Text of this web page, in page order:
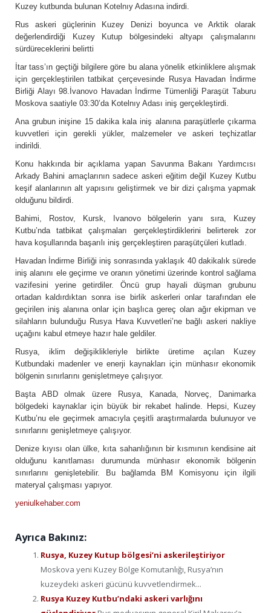
Kuzey kutbunda bulunan Kotelnıy Adasına indirdi.
Rus askeri güçlerinin Kuzey Denizi boyunca ve Arktik olarak
değerlendirdiği Kuzey Kutup bölgesindeki altyapı çalışmalarını
sürdüreceklerini belirtti
İtar tass’ın geçtiği bilgilere göre bu alana yönelik etkinliklere alışmak
için gerçekleştirilen tatbikat çerçevesinde Rusya Havadan İndirme
Birliği Alayı 98.İvanovo Havadan İndirme Tümenliği Paraşüt Taburu
Moskova saatiyle 03:30’da Kotelnıy Adası iniş gerçekleştirdi.
Ana grubun inişine 15 dakika kala iniş alanına paraşütlerle çıkarma
kuvvetleri için gerekli yükler, malzemeler ve askeri teçhizatlar
indirildi.
Konu hakkında bir açıklama yapan Savunma Bakanı Yardımcısı
Arkady Bahini amaçlarının sadece askeri eğitim değil Kuzey Kutbu
keşif alanlarının alt yapısını geliştirmek ve bir dizi çalışma yapmak
olduğunu bildirdi.
Bahimi, Rostov, Kursk, Ivanovo bölgelerin yanı sıra, Kuzey
Kutbu’nda tatbikat çalışmaları gerçekleştirdiklerini belirterek zor
hava koşullarında başarılı iniş gerçekleştiren paraşütçüleri kutladı.
Havadan İndirme Birliği iniş sonrasında yaklaşık 40 dakikalık sürede
iniş alanını ele geçirme ve oranın yönetimi üzerinde kontrol sağlama
vazifesini yerine getirdiler. Öncü grup hayali düşman grubunu
ortadan kaldırdıktan sonra ise birlik askerleri onlar tarafından ele
geçirilen iniş alanına onlar için başlıca gereç olan ağır ekipman ve
silahların bulunduğu Rusya Hava Kuvvetleri’ne bağlı askeri nakliye
uçağını kabul etmeye hazır hale geldiler.
Rusya, iklim değişiklikleriyle birlikte üretime açılan Kuzey
Kutbundaki madenler ve enerji kaynakları için münhasır ekonomik
bölgenin sınırlarını genişletmeye çalışıyor.
Başta ABD olmak üzere Rusya, Kanada, Norveç, Danimarka
bölgedeki kaynaklar için büyük bir rekabet halinde. Hepsi, Kuzey
Kutbu’nu ele geçirmek amacıyla çeşitli araştırmalarda bulunuyor ve
sınırlarını genişletmeye çalışıyor.
Denize kıyısı olan ülke, kıta sahanlığının bir kısmının kendisine ait
olduğunu kanıtlaması durumunda münhasır ekonomik bölgenin
sınırlarını genişletebilir. Bu bağlamda BM Komisyonu için ilgili
materyal çalışması yapıyor.
yeniulkehaber.com
Ayrıca Bakınız:
Rusya, Kuzey Kutup bölgesi’ni askerileştiriyor
Moskova yeni Kuzey Bölge Komutanlığı, Rusya’nın
kuzeydeki askeri gücünü kuvvetlendirmek...
Rusya Kuzey Kutbu’ndaki askeri varlığını